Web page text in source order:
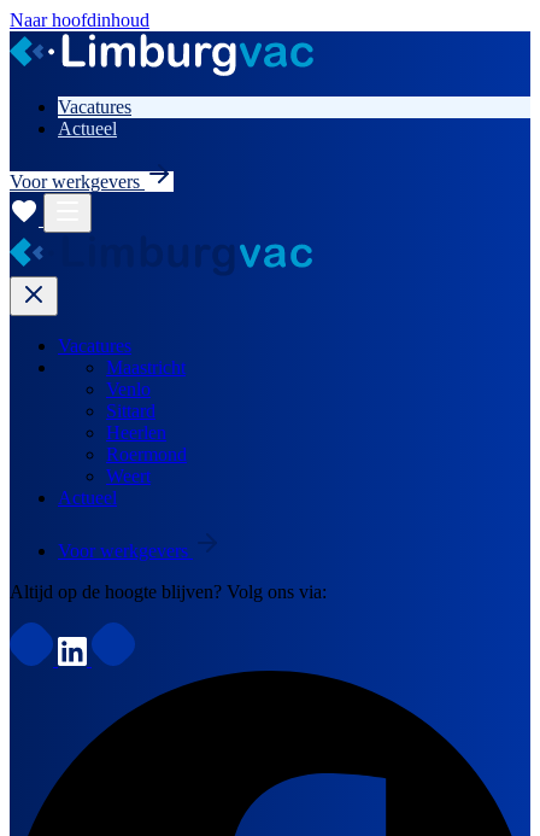
Naar hoofdinhoud
Vacatures
Actueel
Voor werkgevers
Vacatures
Maastricht
Venlo
Sittard
Heerlen
Roermond
Weert
Actueel
Voor werkgevers
Altijd op de hoogte blijven? Volg ons via: